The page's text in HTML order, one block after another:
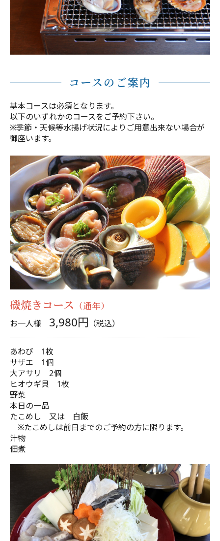
コースのご案内
基本コースは必須となります。
以下のいずれかのコースをご予約下さい。
※季節・天候等水揚げ状況によりご用意出来ない場合が
御座います。
磯焼きコース （通年）
お一人様 3,980円 （税込）
あわび 1枚
サザエ 1個
大アサリ 2個
ヒオウギ貝 1枚
野菜
本日の一品
たこめし 又は 白飯
※たこめしは前日までのご予約の方に限ります。
汁物
佃煮